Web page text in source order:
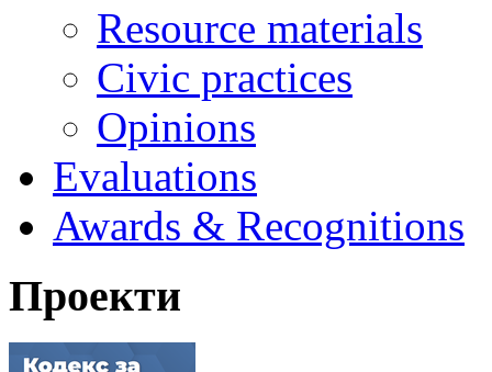
Resource materials
Civic practices
Opinions
Evaluations
Awards & Recognitions
Проекти